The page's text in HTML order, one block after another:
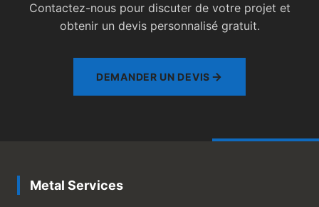
Contactez-nous pour discuter de votre projet et
obtenir un devis personnalisé gratuit.
DEMANDER UN DEVIS
Metal Services